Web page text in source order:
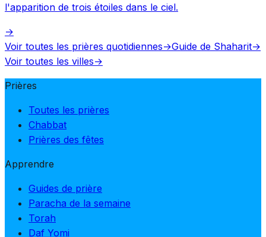
l'apparition de trois étoiles dans le ciel.
→
Voir toutes les prières quotidiennes→Guide de Shaharit→
Voir toutes les villes→
Prières
Toutes les prières
Chabbat
Prières des fêtes
Apprendre
Guides de prière
Paracha de la semaine
Torah
Daf Yomi